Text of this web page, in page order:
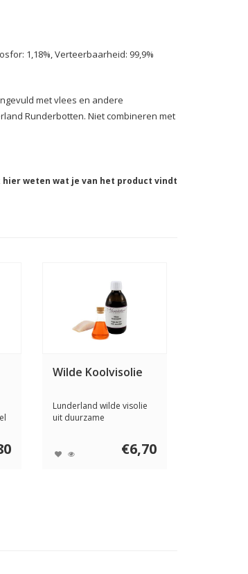
1,18%, Verteerbaarheid: 99,9%
met vlees en andere
Runderbotten. Niet combineren met
hier weten wat je van het product vindt
Wilde Koolvisolie
Lunderland wilde visolie
uit duurzame
€6,70